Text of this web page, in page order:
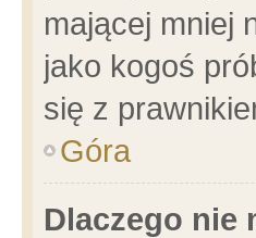
mającej mniej
jako kogoś
się z
Góra
Dlaczego nie